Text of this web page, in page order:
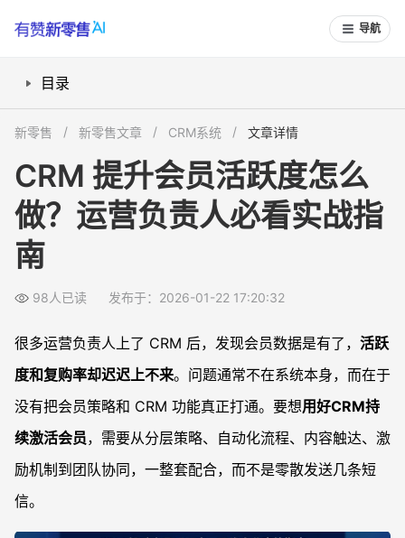
导航
目录
如何利用自动化营销流程做持续激活？
会员标签和画像怎么设计，才能精准分群？
触达渠道怎么选？不同内容放在哪个通路更合适？
内容和优惠怎么设计，才能真正提升活跃度？
会员权益和激励机制如何在 CRM 中设计？
如何推动销售/门店/客服团队真正用 CRM 激活会员？
不同行业用 CRM 提升活跃度有何差异思路？
常见问题
CRM 会员分层很复杂，起步阶段应该先做哪些分层？
新零售 新零售文章 CRM系统 文章详情
CRM 提升会员活跃度怎么
做？运营负责人必看实战指
南
98人已读 发布于：2026-01-22 17:20:32
很多运营负责人上了 CRM 后，发现会员数据是有了， 活跃
度和复购率却迟迟上不来。问题通常不在系统本身，而在于
没有把会员策略和 CRM 功能真正打通。要想用好CRM持
续激活会员，需要从分层策略、自动化流程、内容触达、激
励机制到团队协同，一整套配合，而不是零散发送几条短
信。